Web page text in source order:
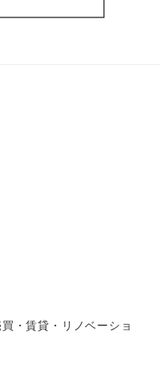
・賃貸・リノベーショ